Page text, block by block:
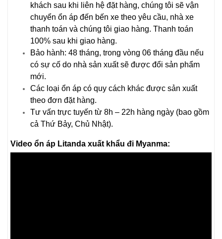
khách sau khi liên hệ đặt hàng, chúng tôi sẽ vận
chuyển ổn áp đến bến xe theo yêu cầu, nhà xe
thanh toán và chúng tôi giao hàng. Thanh toán
100% sau khi giao hàng.
Bảo hành: 48 tháng, trong vòng 06 tháng đầu nếu
có sự cố do nhà sản xuất sẽ được đổi sản phẩm
mới.
Các loại ổn áp có quy cách khác được sản xuất
theo đơn đặt hàng.
Tư vấn trực tuyến từ 8h – 22h hàng ngày (bao gồm
cả Thứ Bảy, Chủ Nhật).
Video ổn áp Litanda xuất khẩu đi Myanma: